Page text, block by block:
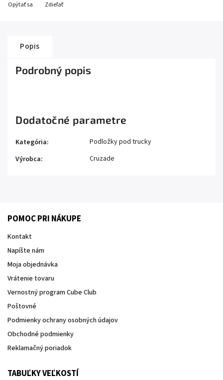
Opýtať sa Zdieľať
Popis
Podrobný popis
Dodatočné parametre
Kategória:
Podložky pod trucky
Výrobca: Cruzade
POMOC PRI NÁKUPE
Kontakt
Napíšte nám
Moja objednávka
Vrátenie tovaru
Vernostný program Cube Club
Poštovné
Podmienky ochrany osobných údajov
Obchodné podmienky
Reklamačný poriadok
TABUĽKY VEĽKOSTÍ